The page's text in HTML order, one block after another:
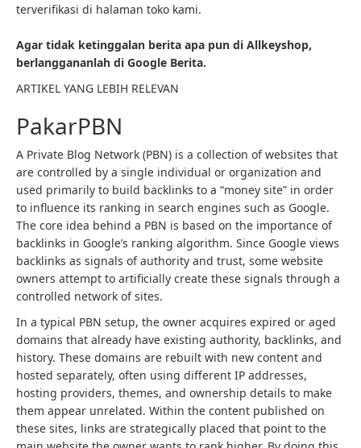
terverifikasi di halaman toko kami.
Agar tidak ketinggalan berita apa pun di Allkeyshop,
berlanggananlah di Google Berita.
ARTIKEL YANG LEBIH RELEVAN
PakarPBN
A Private Blog Network (PBN) is a collection of websites that
are controlled by a single individual or organization and
used primarily to build backlinks to a “money site” in order
to influence its ranking in search engines such as Google.
The core idea behind a PBN is based on the importance of
backlinks in Google’s ranking algorithm. Since Google views
backlinks as signals of authority and trust, some website
owners attempt to artificially create these signals through a
controlled network of sites.
In a typical PBN setup, the owner acquires expired or aged
domains that already have existing authority, backlinks, and
history. These domains are rebuilt with new content and
hosted separately, often using different IP addresses,
hosting providers, themes, and ownership details to make
them appear unrelated. Within the content published on
these sites, links are strategically placed that point to the